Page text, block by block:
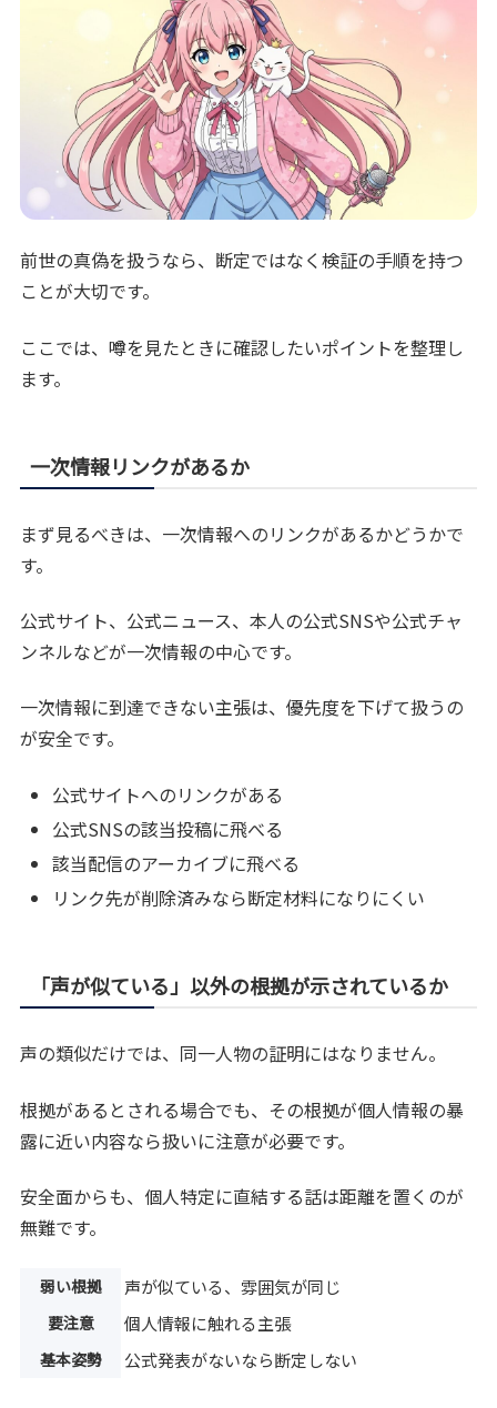
前世の真偽を扱うなら、断定ではなく検証の手順を持つ
ことが大切です。
ここでは、噂を見たときに確認したいポイントを整理し
ます。
一次情報リンクがあるか
まず見るべきは、一次情報へのリンクがあるかどうかで
す。
公式サイト、公式ニュース、本人の公式SNSや公式チャ
ンネルなどが一次情報の中心です。
一次情報に到達できない主張は、優先度を下げて扱うの
が安全です。
公式サイトへのリンクがある
公式SNSの該当投稿に飛べる
該当配信のアーカイブに飛べる
リンク先が削除済みなら断定材料になりにくい
「声が似ている」以外の根拠が示されているか
声の類似だけでは、同一人物の証明にはなりません。
根拠があるとされる場合でも、その根拠が個人情報の暴
露に近い内容なら扱いに注意が必要です。
安全面からも、個人特定に直結する話は距離を置くのが
無難です。
弱い根拠 声が似ている、雰囲気が同じ
要注意 個人情報に触れる主張
基本姿勢 公式発表がないなら断定しない